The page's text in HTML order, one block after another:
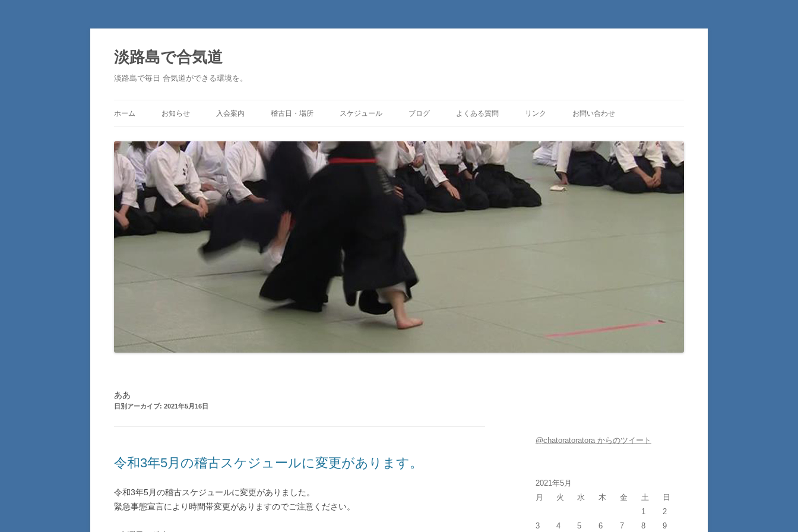
淡路島で合気道
淡路島で毎日 合気道ができる環境を。
ホーム お知らせ 入会案内 稽古日・場所 スケジュール ブログ よくある質問 リンク お問い合わせ
ああ
日別アーカイブ: 2021年5月16日
令和3年5月の稽古スケジュールに変更があります。
令和3年5月の稽古スケジュールに変更がありました。
緊急事態宣言により時間帯変更がありますのでご注意ください。
@chatoratoratora からのツイート
2021年5月
月
火 水 木 金 土
日
1
2
3
4 5 6 7 8
9